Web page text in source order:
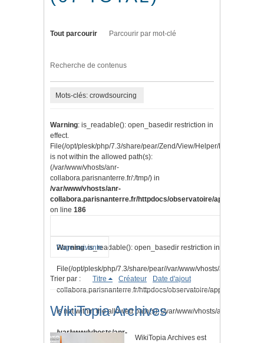
Tout parcourir Parcourir par mot-clé
Recherche de contenus
Mots-clés: crowdsourcing
Warning: is_readable(): open_basedir restriction in
effect.
File(/opt/plesk/php/7.3/share/pear/Zend/View/Helper/Navigation/
is not within the allowed path(s):
(/var/www/vhosts/anr-
collabora.parisnanterre.fr/:/tmp/) in
/var/www/vhosts/anr-
collabora.parisnanterre.fr/httpdocs/observatoire/application/
on line 186
Warning: is_readable(): open_basedir restriction in effect.
File(/opt/plesk/php/7.3/share/pear//var/www/vhosts/anr-
collabora.parisnanterre.fr/httpdocs/observatoire/application/
is not within the allowed path(s): (/var/www/vhosts/anr-
/var/www/vhosts/anr-
Page suivante
Trier par : Titre Créateur Date d'ajout
WikiTopia Archives
WikiTopia Archives est